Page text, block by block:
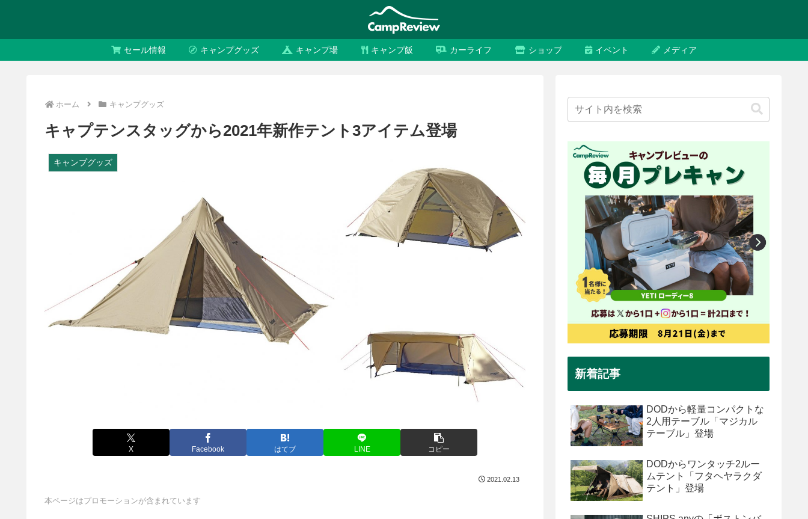
セール情報 キャンプグッズ キャンプ場 キャンプ飯 カーライフ ショップ イベント メディア
ホーム キャンプグッズ
キャプテンスタッグから2021年新作テント3アイテム登場
キャンプグッズ
X Facebook はてブ LINE コピー
2021.02.13
本ページはプロモーションが含まれています
新着記事
DODから軽量コンパクトな
2人用テーブル「マジカル
テーブル」登場
DODからワンタッチ2ルー
ムテント「フタヘヤラクダ
テント」登場